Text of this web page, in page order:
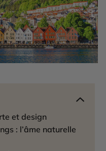
et design
: l’âme naturelle